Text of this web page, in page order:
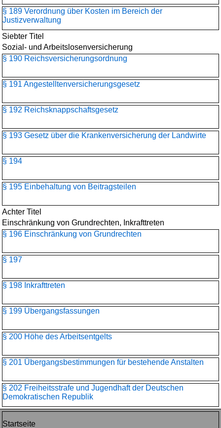
§ 189 Verordnung über Kosten im Bereich der
Justizverwaltung
Siebter Titel
Sozial- und Arbeitslosenversicherung
§ 190 Reichsversicherungsordnung
§ 191 Angestelltenversicherungs­gesetz
§ 192 Reichsknappschaftsgesetz
§ 193 Gesetz über die Krankenversicherung der Landwirte
§ 194
§ 195 Einbehaltung von Beitragsteilen
Achter Titel
Einschränkung von Grundrechten, Inkrafttreten
§ 196 Einschränkung von Grundrechten
§ 197
§ 198 Inkrafttreten
§ 199 Übergangsfassungen
§ 200 Höhe des Arbeitsentgelts
§ 201 Übergangsbestimmungen für bestehende Anstalten
§ 202 Freiheitsstrafe und Jugendhaft der Deutschen
Demokratischen Republik
Startseite